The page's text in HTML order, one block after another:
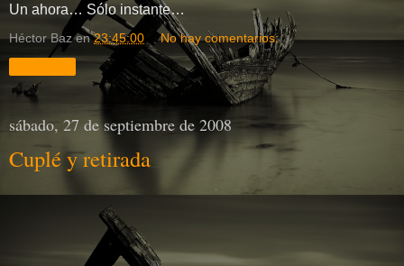
Un ahora… Sólo instante…
Héctor Baz en23:45:00 No hay comentarios:
sábado, 27 de septiembre de 2008
Cuplé y retirada